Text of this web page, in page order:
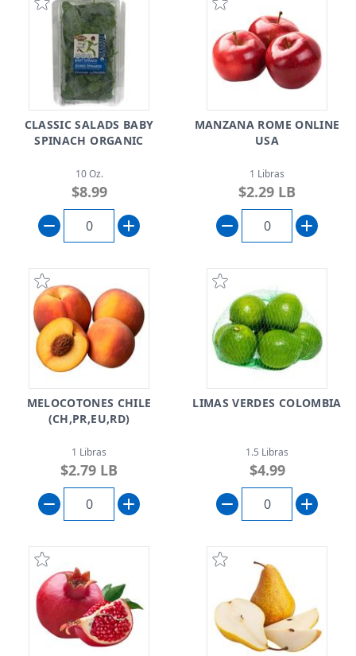
CLASSIC SALADS BABY
SPINACH ORGANIC
10 Oz.
$8.99
MANZANA ROME ONLINE
USA
1 Libras
$2.29 LB
MELOCOTONES CHILE
(CH,PR,EU,RD)
1 Libras
$2.79 LB
LIMAS VERDES COLOMBIA
1.5 Libras
$4.99